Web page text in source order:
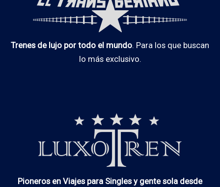
Trenes de lujo por todo el mundo. Para los que buscan
lo más exclusivo.
Pioneros en Viajes para Singles y gente sola desde